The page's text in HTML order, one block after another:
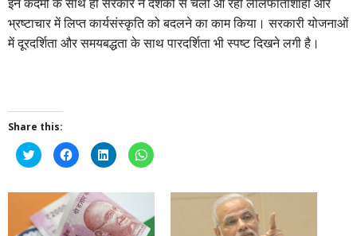
इन कदमों के साथ ही सरकार ने दशकों से चली आ रही लालफीताशाही और
भ्रष्टाचार में लिप्त कार्यसंस्कृति को बदलने का काम किया। सरकारी योजनाओं
में दूरदर्शिता और समयबद्धता के साथ पारदर्शिता भी स्पष्ट दिखने लगी है।
Share this:
Click
to
share
Twitter
(Opens
in
new
window)
Click
to
share
Facebook
(Opens
in
new
window)
Click
to
share
LinkedIn
(Opens
in
new
window)
Click
to
WhatsApp
new
window)